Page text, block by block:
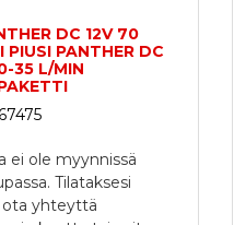
DC 12V 70
PIUSI PANTHER DC
35 L/MIN
ei ole myynnissä
Tilataksesi
yhteyttä